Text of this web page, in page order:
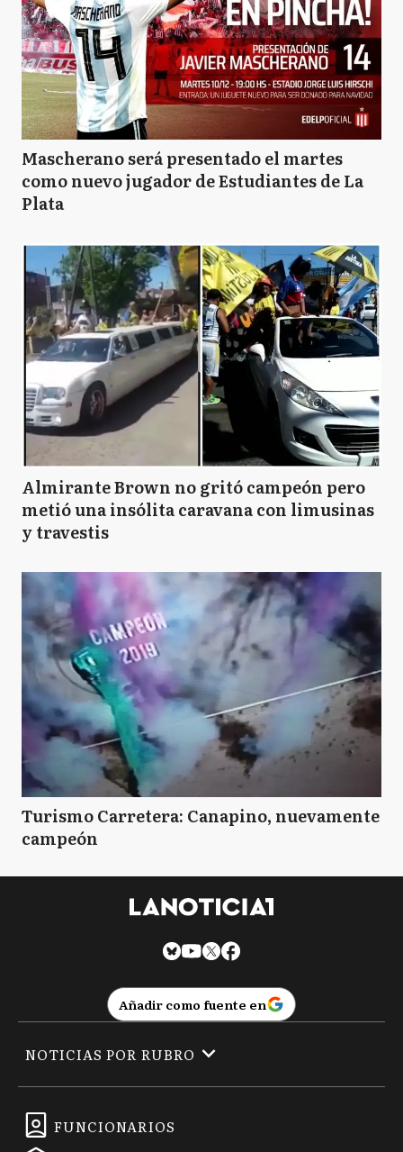
Mascherano será presentado el martes
como nuevo jugador de Estudiantes de La
Plata
Almirante Brown no gritó campeón pero
metió una insólita caravana con limusinas
y travestis
Turismo Carretera: Canapino, nuevamente
campeón
Añadir como fuente en
FUNCIONARIOS
NOTICIAS POR RUBRO